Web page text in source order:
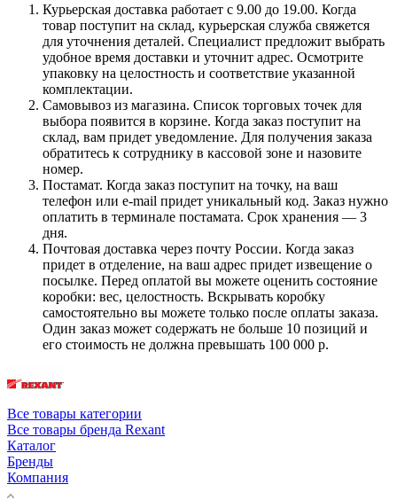
Курьерская доставка работает с 9.00 до 19.00. Когда
товар поступит на склад, курьерская служба свяжется
для уточнения деталей. Специалист предложит выбрать
удобное время доставки и уточнит адрес. Осмотрите
упаковку на целостность и соответствие указанной
комплектации.
Самовывоз из магазина. Список торговых точек для
выбора появится в корзине. Когда заказ поступит на
склад, вам придет уведомление. Для получения заказа
обратитесь к сотруднику в кассовой зоне и назовите
номер.
Постамат. Когда заказ поступит на точку, на ваш
телефон или e-mail придет уникальный код. Заказ нужно
оплатить в терминале постамата. Срок хранения — 3
дня.
Почтовая доставка через почту России. Когда заказ
придет в отделение, на ваш адрес придет извещение о
посылке. Перед оплатой вы можете оценить состояние
коробки: вес, целостность. Вскрывать коробку
самостоятельно вы можете только после оплаты заказа.
Один заказ может содержать не больше 10 позиций и
его стоимость не должна превышать 100 000 р.
Все товары категории
Все товары бренда Rexant
Каталог
Бренды
Компания